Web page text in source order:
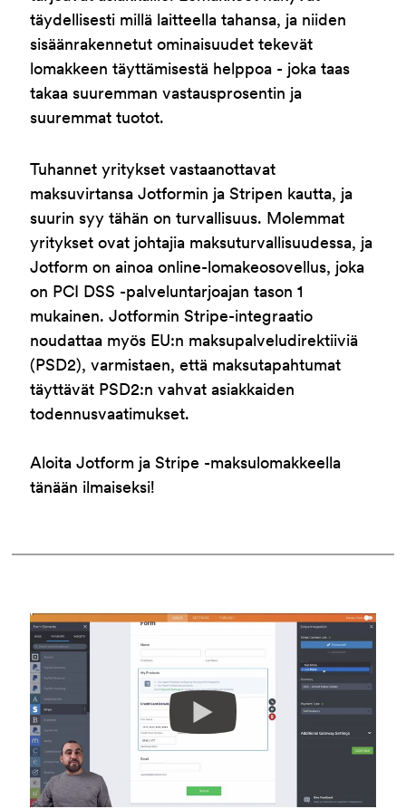
täydellisesti millä laitteella tahansa, ja niiden
sisäänrakennetut ominaisuudet tekevät
lomakkeen täyttämisestä helppoa - joka taas
takaa suuremman vastausprosentin ja
suuremmat tuotot.
Tuhannet yritykset vastaanottavat
maksuvirtansa Jotformin ja Stripen kautta, ja
suurin syy tähän on turvallisuus. Molemmat
yritykset ovat johtajia maksuturvallisuudessa, ja
Jotform on ainoa online-lomakeosovellus, joka
on PCI DSS -palveluntarjoajan tason 1
mukainen. Jotformin Stripe-integraatio
noudattaa myös EU:n maksupalveludirektiiviä
(PSD2), varmistaen, että maksutapahtumat
täyttävät PSD2:n vahvat asiakkaiden
todennusvaatimukset.
Aloita Jotform ja Stripe -maksulomakkeella
tänään ilmaiseksi!